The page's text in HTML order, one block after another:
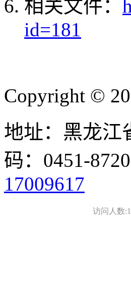
相关文件：
id=181
Copyright ©
地址：黑龙江
码：0451-
17009617